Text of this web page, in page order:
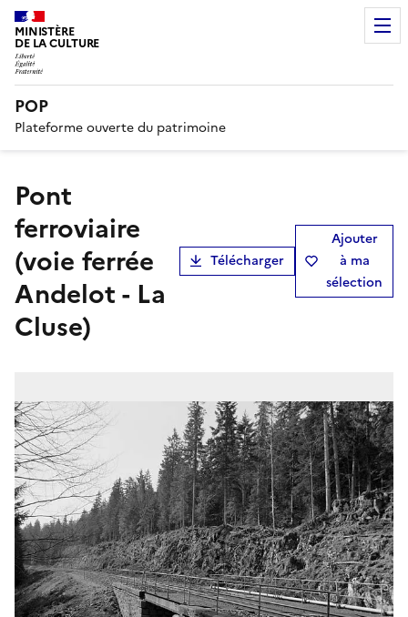
MINISTÈRE
DE LA CULTURE
POP
Plateforme ouverte du patrimoine
pont
ferroviaire
(voie ferrée
Andelot - La
Cluse)
Télécharger
Ajouter
à ma
sélection